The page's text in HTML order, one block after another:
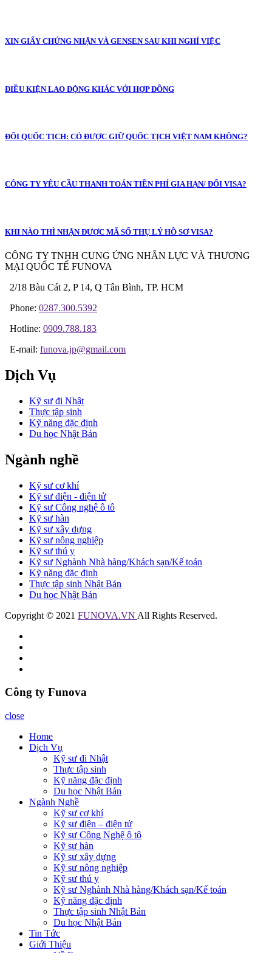
XIN GIẤY CHỨNG NHẬN VÀ GENSEN SAU KHI NGHỈ VIỆC
ĐIỀU KIỆN LAO ĐỘNG KHÁC VỚI HỢP ĐỒNG
ĐỔI QUỐC TỊCH: CÓ ĐƯỢC GIỮ QUỐC TỊCH VIỆT NAM KHÔNG?
CÔNG TY YÊU CẦU THANH TOÁN TIỀN PHÍ GIA HẠN/ ĐỔI VISA?
KHI NÀO THÌ NHẬN ĐƯỢC MÃ SỐ THỤ LÝ HỒ SƠ VISA?
CÔNG TY TNHH CUNG ỨNG NHÂN LỰC VÀ THƯƠNG
MẠI QUỐC TẾ FUNOVA
2/18 Bàu Cát 2, P 14, Q Tân Bình, TP. HCM
Phone: 0287.300.5392
Hotline: 0909.788.183
E-mail: funova.jp@gmail.com
Dịch Vụ
Kỹ sư đi Nhật
Thực tập sinh
Kỹ năng đặc định
Du học Nhật Bản
Ngành nghề
Kỹ sư cơ khí
Kỹ sư điện - điện tử
Kỹ sư Công nghệ ô tô
Kỹ sư hàn
Kỹ sư xây dựng
Kỹ sư nông nghiệp
Kỹ sư thú y
Kỹ sư Nghành Nhà hàng/Khách sạn/Kế toán
Kỹ năng đặc định
Thực tập sinh Nhật Bản
Du học Nhật Bản
Copyright © 2021 FUNOVA.VN All Rights Reserved.
Công ty Funova
close
Home
Dịch Vụ
Kỹ sư đi Nhật
Thực tập sinh
Kỹ năng đặc định
Du học Nhật Bản
Ngành Nghề
Kỹ sư cơ khí
Kỹ sư điện – điện tử
Kỹ sư Công Nghệ ô tô
Kỹ sư hàn
Kỹ sư xây dựng
Kỹ sư nông nghiệp
Kỹ sư thú y
Kỹ sư Nghành Nhà hàng/Khách sạn/Kế toán
Kỹ năng đặc định
Thực tập sinh Nhật Bản
Du học Nhật Bản
Tin Tức
Giới Thiệu